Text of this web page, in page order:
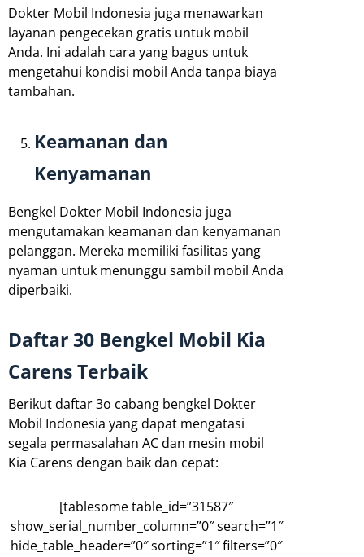
Dokter Mobil Indonesia juga menawarkan
layanan pengecekan gratis untuk mobil
Anda. Ini adalah cara yang bagus untuk
mengetahui kondisi mobil Anda tanpa biaya
tambahan.
Keamanan dan
Kenyamanan
Bengkel Dokter Mobil Indonesia juga
mengutamakan keamanan dan kenyamanan
pelanggan. Mereka memiliki fasilitas yang
nyaman untuk menunggu sambil mobil Anda
diperbaiki.
Daftar 30 Bengkel Mobil Kia
Carens Terbaik
Berikut daftar 3o cabang bengkel Dokter
Mobil Indonesia yang dapat mengatasi
segala permasalahan AC dan mesin mobil
Kia Carens dengan baik dan cepat:
[tablesome table_id=”31587″
show_serial_number_column=”0″ search=”1″
hide_table_header=”0″ sorting=”1″ filters=”0″